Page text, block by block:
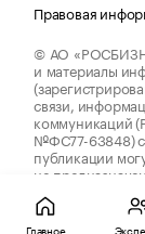
Правовая
© АО
и материалы
связи,
коммуникаций
№ФС77-63848)
публикации
не
до 18 лет.
Главное